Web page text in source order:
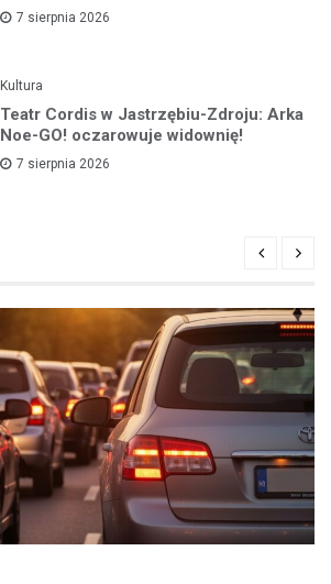
7 sierpnia 2026
Kultura
Teatr Cordis w Jastrzębiu-Zdroju: Arka
Noe-GO! oczarowuje widownię!
7 sierpnia 2026